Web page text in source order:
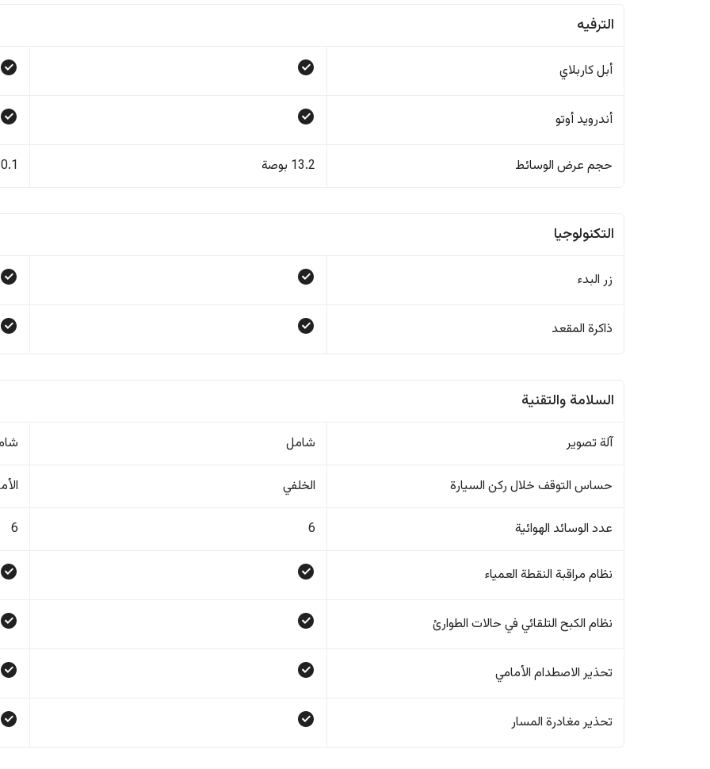
الترفيه
أبل كاربلاي
أندرويد أوتو
حجم عرض الوسائط 13.2 بوصة 10.1
التكنولوجيا
زر البدء
ذاكرة المقعد
السلامة والتقنية
آلة تصوير شامل
حساس التوقف خلال ركن السيارة الخلفي
عدد الوسائد الهوائية 6
6
نظام مراقبة النقطة العمياء
نظام الكبح التلقائي في حالات الطوارئ
تحذير الاصطدام الأمامي
تحذير مغادرة المسار